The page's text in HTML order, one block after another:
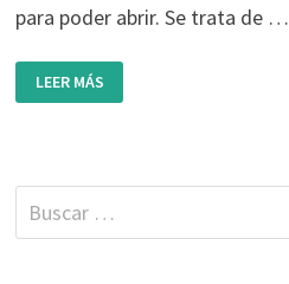
para poder abrir. Se trata de …
PRÓXIMA
APERTURA:
ORTOPEDIA
LEER MÁS
Buscar: